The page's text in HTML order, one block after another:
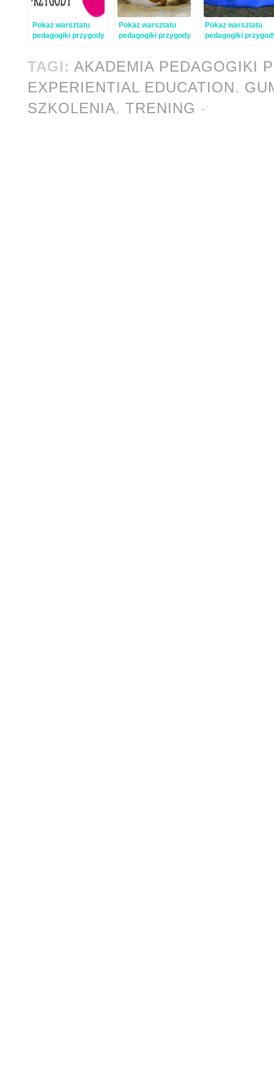
Pokaz warsztatu
pedagogiki przygody
Pokaz warsztatu
pedagogiki przygody
Pokaz warsztatu
pedagogiki
TAGI: AKADEMIA PEDAGOGIKI
EXPERIENTIAL EDUCATION,
SZKOLENIA, TRENING -